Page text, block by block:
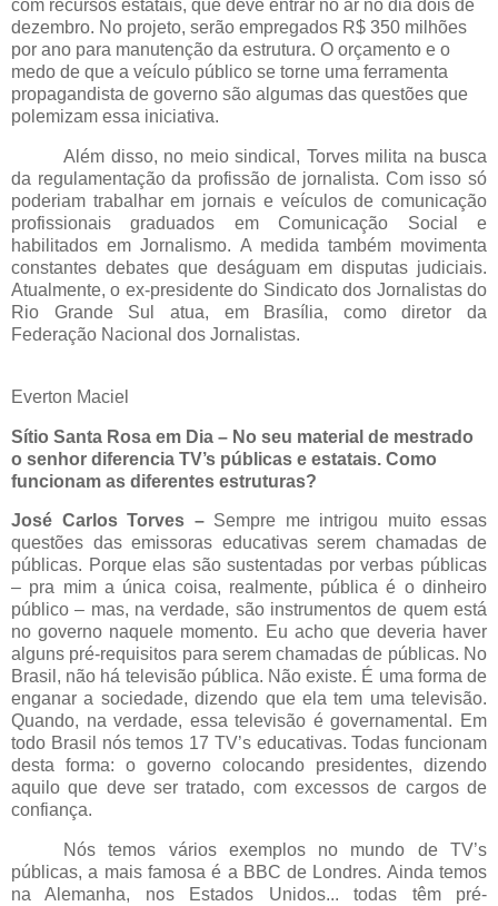
com recursos estatais, que deve entrar no ar no dia dois de
dezembro. No projeto, serão empregados R$ 350 milhões
por ano para manutenção da estrutura. O orçamento e o
medo de que a veículo público se torne uma ferramenta
propagandista de governo são algumas das questões que
polemizam essa iniciativa.
Além disso, no meio sindical, Torves milita na busca
da regulamentação da profissão de jornalista. Com isso só
poderiam trabalhar em jornais e veículos de comunicação
profissionais graduados em Comunicação Social e
habilitados em Jornalismo. A medida também movimenta
constantes debates que deságuam em disputas judiciais.
Atualmente, o ex-presidente do Sindicato dos Jornalistas do
Rio Grande Sul atua, em Brasília, como diretor da
Federação Nacional dos Jornalistas.
Everton Maciel
Sítio Santa Rosa em Dia – No seu material de mestrado
o senhor diferencia TV’s públicas e estatais. Como
funcionam as diferentes estruturas?
José Carlos Torves – Sempre me intrigou muito essas
questões das emissoras educativas serem chamadas de
públicas. Porque elas são sustentadas por verbas públicas
– pra mim a única coisa, realmente, pública é o dinheiro
público – mas, na verdade, são instrumentos de quem está
no governo naquele momento. Eu acho que deveria haver
alguns pré-requisitos para serem chamadas de públicas. No
Brasil, não há televisão pública. Não existe. É uma forma de
enganar a sociedade, dizendo que ela tem uma televisão.
Quando, na verdade, essa televisão é governamental. Em
todo Brasil nós temos 17 TV’s educativas. Todas funcionam
desta forma: o governo colocando presidentes, dizendo
aquilo que deve ser tratado, com excessos de cargos de
confiança.
Nós temos vários exemplos no mundo de TV’s
públicas, a mais famosa é a BBC de Londres. Ainda temos
na Alemanha, nos Estados Unidos... todas têm pré-